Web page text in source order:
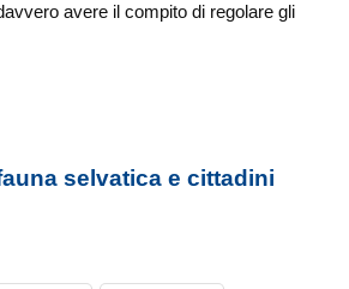
avere il compito di regolare gli
selvatica e cittadini